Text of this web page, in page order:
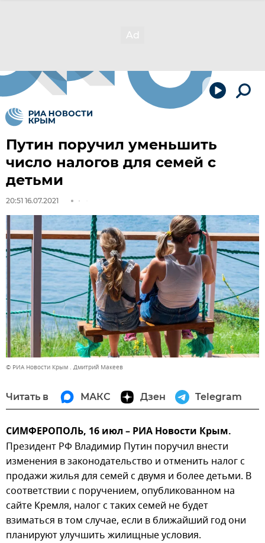
Путин поручил уменьшить
число налогов для семей с
детьми
20:51 16.07.2021
© РИА Новости Крым . Дмитрий Макеев
Читать в МАКС Дзен Telegram
СИМФЕРОПОЛЬ, 16 июл – РИА Новости Крым.
Президент РФ Владимир Путин поручил внести
изменения в законодательство и отменить налог с
продажи жилья для семей с двумя и более детьми. В
соответствии с поручением, опубликованном на
сайте Кремля, налог с таких семей не будет
взиматься в том случае, если в ближайший год они
планируют улучшить жилищные условия.